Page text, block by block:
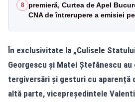
8
premieră, Curtea de Apel
CNA de întrerupere a emisiei
În exclusivitate la „Culisele
Georgescu și Matei Ștefănescu au
tergiversări și gesturi cu aparență
altă parte, vicepreședintele